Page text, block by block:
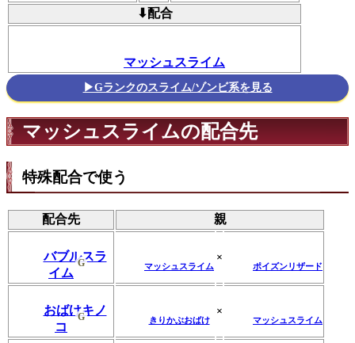
⬇配合
マッシュスライム
▶Gランクのスライム/ゾンビ系を見る
マッシュスライムの配合先
特殊配合で使う
配合先 親
バブルスラ
イム
G マッシュスライム
×
ポイズンリザード
おばけキノ
コ
G きりかぶおばけ
×
マッシュスライム